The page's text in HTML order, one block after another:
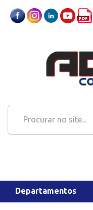
Departamentos